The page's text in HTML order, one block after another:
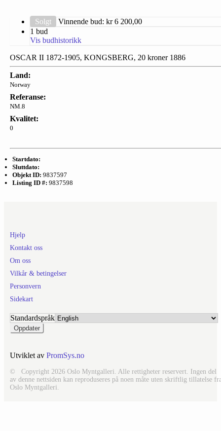
Solgt Vinnende bud: kr6 200,00
1 bud
Vis budhistorikk
OSCAR II 1872-1905, KONGSBERG, 20 kroner 1886
Land:
Norway
Referanse:
NM.8
Kvalitet:
0
Startdato:
Sluttdato:
Objekt ID: 9837597
Listing ID #: 9837598
Hjelp
Kontakt oss
Om oss
Vilkår & betingelser
Personvern
Sidekart
Standardspråk
Utviklet av PromSys.no
© Copyright 2026 Oslo Myntgalleri. Alle rettigheter reservert. Ingen del
av denne nettsiden kan reproduseres på noen måte uten skriftlig tillatelse
Oslo Myntgalleri.